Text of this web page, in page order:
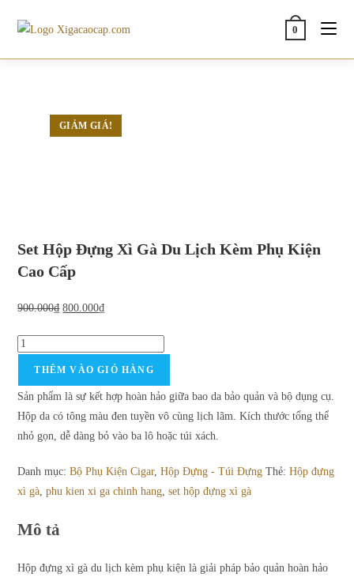
0
GIẢM GIÁ!
Set Hộp Đựng Xì Gà Du Lịch Kèm Phụ Kiện
Cao Cấp
900.000₫ Giá
900.000₫.
800.000₫Giá
là:
800.000₫.
Set
Xì
Gà
Du
Phụ
Kiện
THÊM VÀO GIỎ HÀNG
Sản phẩm là sự kết hợp hoàn hảo giữa bao da bảo quản và bộ dụng cụ.
Hộp da có tông màu đen tuyền vô cùng lịch lãm. Kích thước tổng thể
nhỏ gọn, dễ dàng bỏ vào ba lô hoặc túi xách.
Danh mục:Bộ Phụ Kiện Cigar,Hộp Đựng - Túi Đựng Thẻ:Hộp đựng
xì gà,phu kien xi ga chinh hang,set hộp đựng xì gà
Mô tả
Hộp đựng xì gà du lịch kèm phụ kiện là giải pháp bảo quản hoàn hảo
GIẢM GIÁ!